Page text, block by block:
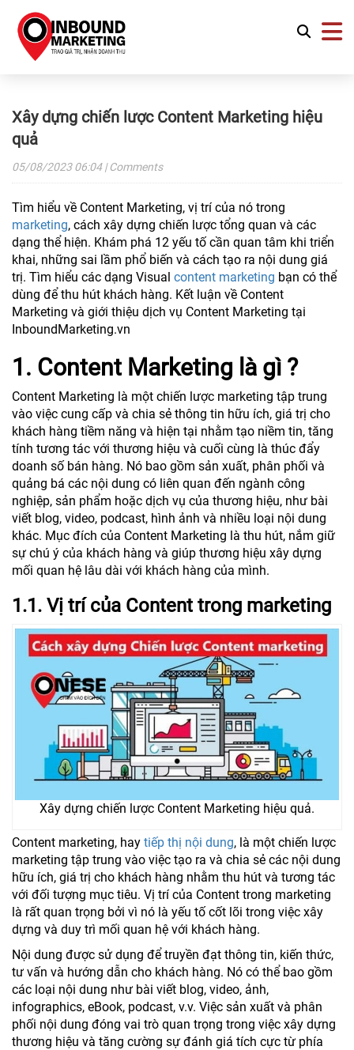
Xây dựng chiến lược Content Marketing hiệu
quả
05/08/202306:04| Comments
Tìm hiểu về Content Marketing, vị trí của nó trong
marketing, cách xây dựng chiến lược tổng quan và các
dạng thể hiện. Khám phá 12 yếu tố cần quan tâm khi triển
khai, những sai lầm phổ biến và cách tạo ra nội dung giá
trị. Tìm hiểu các dạng Visual content marketing bạn có thể
dùng để thu hút khách hàng. Kết luận về Content
Marketing và giới thiệu dịch vụ Content Marketing tại
InboundMarketing.vn
1. Content Marketing là gì ?
Content Marketing là một chiến lược marketing tập trung
vào việc cung cấp và chia sẻ thông tin hữu ích, giá trị cho
khách hàng tiềm năng và hiện tại nhằm tạo niềm tin, tăng
tính tương tác với thương hiệu và cuối cùng là thúc đẩy
doanh số bán hàng. Nó bao gồm sản xuất, phân phối và
quảng bá các nội dung có liên quan đến ngành công
nghiệp, sản phẩm hoặc dịch vụ của thương hiệu, như bài
viết blog, video, podcast, hình ảnh và nhiều loại nội dung
khác. Mục đích của Content Marketing là thu hút, nắm giữ
sự chú ý của khách hàng và giúp thương hiệu xây dựng
mối quan hệ lâu dài với khách hàng của mình.
1.1. Vị trí của Content trong marketing
Xây dựng chiến lược Content Marketing hiệu quả.
Content marketing, hay tiếp thị nội dung, là một chiến lược
marketing tập trung vào việc tạo ra và chia sẻ các nội dung
hữu ích, giá trị cho khách hàng nhằm thu hút và tương tác
với đối tượng mục tiêu. Vị trí của Content trong marketing
là rất quan trọng bởi vì nó là yếu tố cốt lõi trong việc xây
dựng và duy trì mối quan hệ với khách hàng.
Nội dung được sử dụng để truyền đạt thông tin, kiến thức,
tư vấn và hướng dẫn cho khách hàng. Nó có thể bao gồm
các loại nội dung như bài viết blog, video, ảnh,
infographics, eBook, podcast, v.v. Việc sản xuất và phân
phối nội dung đóng vai trò quan trọng trong việc xây dựng
thương hiệu và tăng cường sự đánh giá tích cực từ phía